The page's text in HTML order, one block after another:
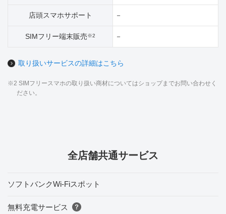
店頭スマホサポート －
SIMフリー端末販売※2 －
取り扱いサービスの詳細はこちら
※2 SIMフリースマホの取り扱い商材についてはショップまでお問い合わせく
ださい。
全店舗共通サービス
ソフトバンクWi-Fiスポット
無料充電サービス